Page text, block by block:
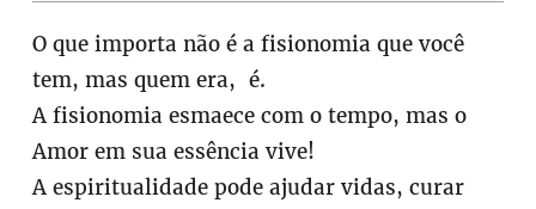
O que importa não é a fisionomia que você
tem, mas quem era, é.
A fisionomia esmaece com o tempo, mas o
Amor em sua essência vive!
A espiritualidade pode ajudar vidas, curar